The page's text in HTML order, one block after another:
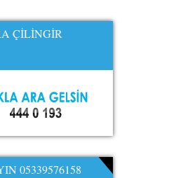
ÇILINGIR
05339576158